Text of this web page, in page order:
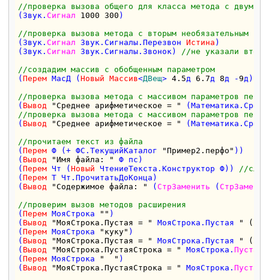
//проверка вызова общего для класса метода с двумя
(Звук.Сигнал 1000 300 )
//проверка вызова метода с вторым необязательным
(Звук.Сигнал Звук.Сигналы.Перезвон Истина )
(Звук.Сигнал Звук.Сигналы.Звонок)
//не указали
//создадим массив с обобщенным параметром
(Перем МасД (Новый Массив<ДВещ> 4.5д 6.7д 8д -9д))
//проверка вызова метода с массивом параметров
( Вывод
"Среднее арифметическое = "
//проверка вызова метода с массивом параметров
( Вывод "Среднее арифметическое = "
//прочитаем текст из файла
(Перем Ф (+ ФС.ТекущийКаталог "Пример2.перфо" ))
( Вывод "Имя файла: "
Ф пс)
(Перем Чт (Новый ЧтениеТекста.Конструктор Ф))
//
(Перем Т Чт.ПрочитатьДоКонца)
( Вывод "Содержимое файла: " (СтрЗаменить (
//проверим вызов методов расширения
(Перем МояСтрока "" )
( Вывод "МояСтрока.Пустая = " МояСтрока.Пустая " ("""
(Перем МояСтрока "куку" )
( Вывод "МояСтрока.Пустая = " МояСтрока.Пустая " ("""
( Вывод "МояСтрока.ПустаяСтрока = " МояСтрока.
(Перем МояСтрока "  " )
( Вывод "МояСтрока.ПустаяСтрока = " МояСтрока.